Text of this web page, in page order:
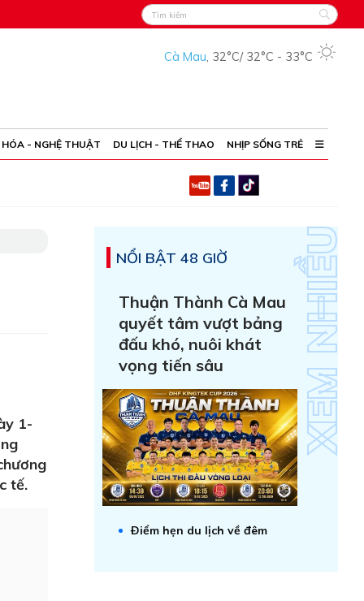
Cà Mau, 32°C/ 32°C - 33°C
- NGHỆ THUẬT DU LỊCH - THỂ THAO NHỊP SỐNG TRẺ
1-
tế.
NỔI BẬT 48 GIỜ
Thuận Thành Cà Mau
quyết tâm vượt bảng
đấu khó, nuôi khát
vọng tiến sâu
Ðiểm hẹn du lịch về đêm